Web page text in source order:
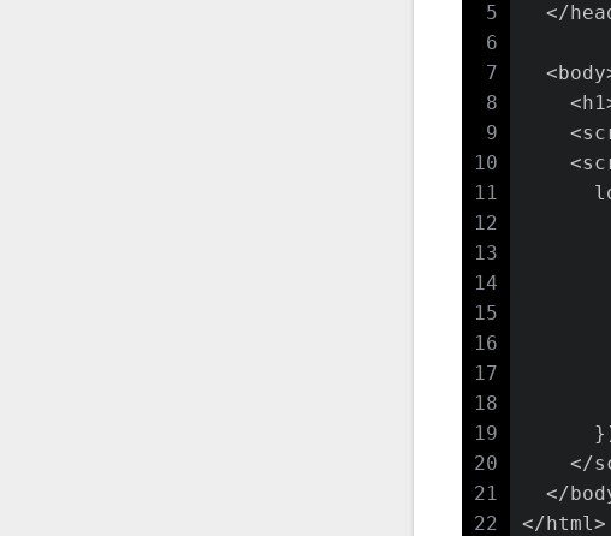
5
6
7
8
9
10
11
12
13
14
15
16
17
18
19
20
21
22
</
</
</
</html>